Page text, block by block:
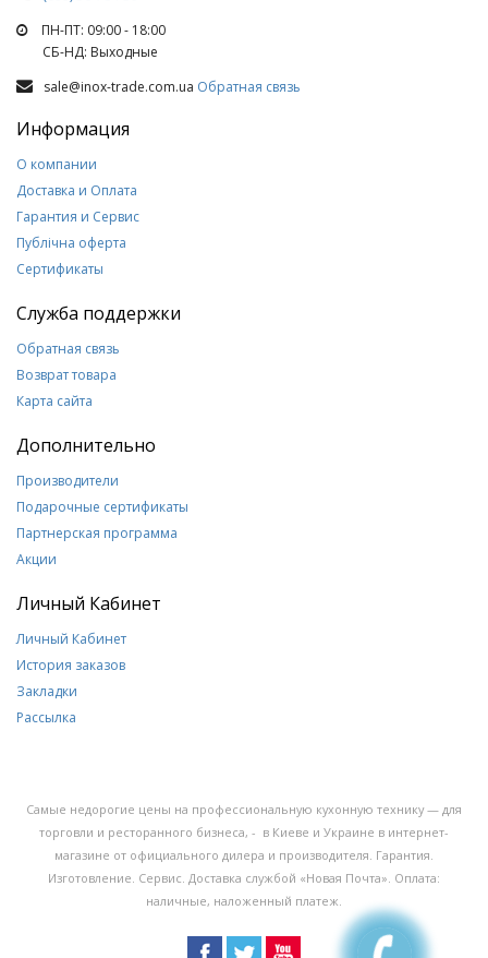
ПН-ПТ: 09:00 - 18:00
СБ-НД: Выходные
sale@inox-trade.com.ua Обратная связь
Информация
О компании
Доставка и Оплата
Гарантия и Сервис
Публічна оферта
Сертификаты
Служба поддержки
Обратная связь
Возврат товара
Карта сайта
Дополнительно
Производители
Подарочные сертификаты
Партнерская программа
Акции
Личный Кабинет
Личный Кабинет
История заказов
Закладки
Рассылка
Самые недорогие цены на профессиональную кухонную технику — для
торговли и ресторанного бизнеса, - в Киеве и Украине в интернет-
магазине от официального дилера и производителя. Гарантия.
Изготовление. Сервис. Доставка службой «Новая Почта». Оплата:
наличные, наложенный платеж.